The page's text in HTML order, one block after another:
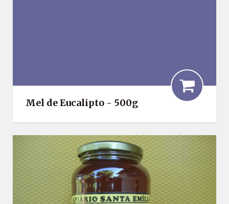
Mel de Eucalipto - 500g